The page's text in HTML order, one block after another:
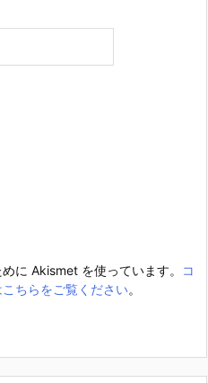
に Akismet を使っています。
コ
ちらをご覧ください。